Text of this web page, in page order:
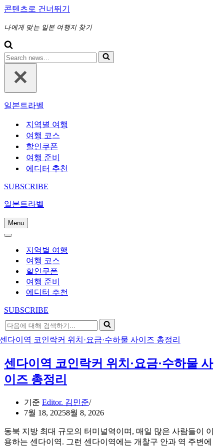
콘텐츠로 건너뛰기
나에게 맞는 일본 여행지 찾기
다
음
검
기...
일본트라벨
지역별 여행
여행 코스
할인쿠폰
여행 준비
에디터 추천
SUBSCRIBE
일본트라벨
Menu
내
게
뉴
내
지역별 여행
여행 코스
할인쿠폰
여행 준비
에디터 추천
SUBSCRIBE
다
음
에
해
검
색
센다이역 코인락커 위치·요금·수하물 사
이즈 총정리
기준 Editor. 김민준
7월 18, 20258월 8, 2026
동북 지방 최대 규모의 터미널역이며, 매일 많은 사람들이 이
용하는 센다이역. 그런 센다이역에는 개찰구 안과 역 주변에